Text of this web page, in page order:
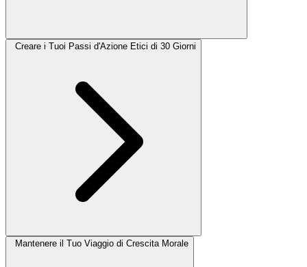
Creare i Tuoi Passi d'Azione Etici di 30 Giorni
Mantenere il Tuo Viaggio di Crescita Morale